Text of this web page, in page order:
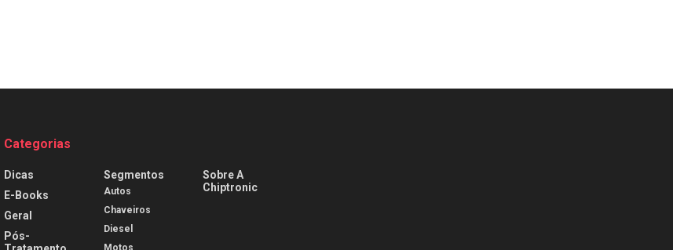
Categorias
Dicas
E-Books
Geral
Pós-
Segmentos
Autos
Chaveiros
Diesel
Motos
Sobre A
Chiptronic